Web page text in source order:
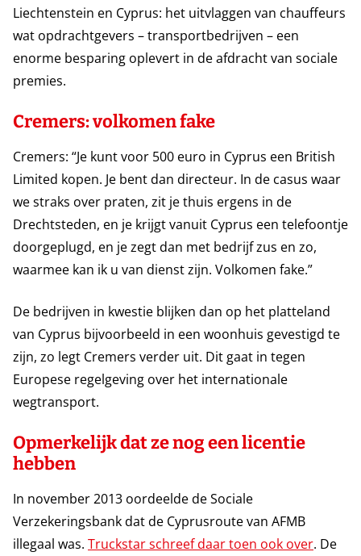
Liechtenstein en Cyprus: het uitvlaggen van chauffeurs
wat opdrachtgevers – transportbedrijven – een
enorme besparing oplevert in de afdracht van sociale
premies.
Cremers: volkomen fake
Cremers: “Je kunt voor 500 euro in Cyprus een British
Limited kopen. Je bent dan directeur. In de casus waar
we straks over praten, zit je thuis ergens in de
Drechtsteden, en je krijgt vanuit Cyprus een telefoontje
doorgeplugd, en je zegt dan met bedrijf zus en zo,
waarmee kan ik u van dienst zijn. Volkomen fake.”
De bedrijven in kwestie blijken dan op het platteland
van Cyprus bijvoorbeeld in een woonhuis gevestigd te
zijn, zo legt Cremers verder uit. Dit gaat in tegen
Europese regelgeving over het internationale
wegtransport.
Opmerkelijk dat ze nog een licentie
hebben
In november 2013 oordeelde de Sociale
Verzekeringsbank dat de Cyprusroute van AFMB
illegaal was. Truckstar schreef daar toen ook over. De